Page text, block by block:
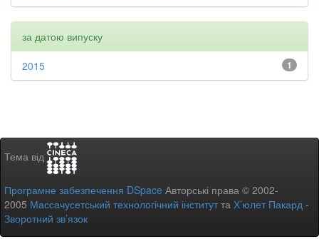
за датою випуску
1
2015
Тема від
Програмне забезпечення DSpace Авторські права © 2002-
2005 Массачусетський технологічний інститутта Х’юлет Пакард -
Зворотний зв’язок